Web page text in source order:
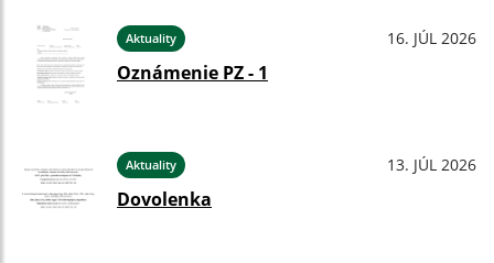
Aktuality 16. JÚL 2026
Oznámenie PZ - 1
Aktuality 13. JÚL 2026
Dovolenka